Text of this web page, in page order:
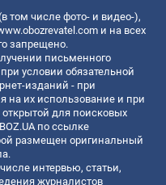
том числе фото- и видео-),
и на всех
запрещено.
письменного
условии обязательной
изданий - при
на их использование и при
для поисковых
по ссылке
размещен оригинальный
интервью, статьи,
журналистов